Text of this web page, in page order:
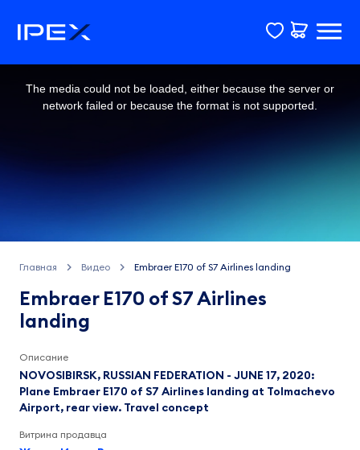
The media could not be loaded, either because the server or
network failed or because the format is not supported.
Главная Видео Embraer E170 of S7 Airlines landing
Embraer E170 of S7 Airlines
landing
Описание
NOVOSIBIRSK, RUSSIAN FEDERATION - JUNE 17, 2020:
Plane Embraer E170 of S7 Airlines landing at Tolmachevo
Airport, rear view. Travel concept
Витрина продавца